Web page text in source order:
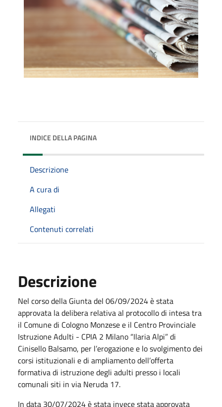
INDICE DELLA PAGINA
Descrizione
A cura di
Allegati
Contenuti correlati
Descrizione
Nel corso della Giunta del 06/09/2024 è stata
approvata la delibera relativa al protocollo di intesa tra
il Comune di Cologno Monzese e il Centro Provinciale
Istruzione Adulti - CPIA 2 Milano “Ilaria Alpi” di
Cinisello Balsamo, per l’erogazione e lo svolgimento dei
corsi istituzionali e di ampliamento dell’offerta
formativa di istruzione degli adulti presso i locali
comunali siti in via Neruda 17.
In data 30/07/2024 è stata invece stata approvata